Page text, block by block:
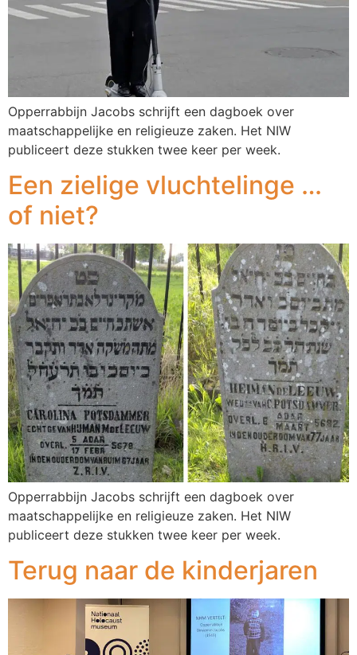
Opperrabbijn Jacobs schrijft een dagboek over
maatschappelijke en religieuze zaken. Het NIW
publiceert deze stukken twee keer per week.
Een zielige vluchtelinge …
of niet?
Opperrabbijn Jacobs schrijft een dagboek over
maatschappelijke en religieuze zaken. Het NIW
publiceert deze stukken twee keer per week.
Terug naar de kinderjaren